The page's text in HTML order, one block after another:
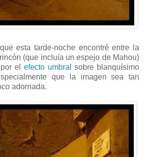
esta tarde-noche encontré entre la
(que incluía un espejo de Mahou)
el efecto umbral
sobre blanquísimo
que la imagen sea tan
adornada.